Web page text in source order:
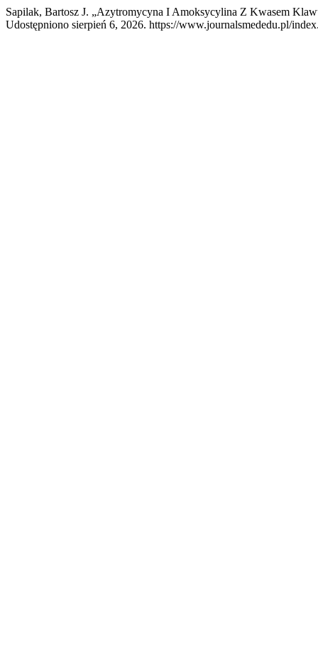
Sapilak, Bartosz J. „Azytromycyna I Amoksycylina Z Kwasem
Udostępniono sierpień 6, 2026. https://www.journalsmededu.pl/